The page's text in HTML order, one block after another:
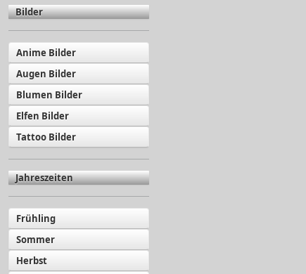
Bilder
Anime Bilder
Augen Bilder
Blumen Bilder
Elfen Bilder
Tattoo Bilder
Jahreszeiten
Frühling
Sommer
Herbst